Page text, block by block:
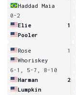
Haddad Maia
0-2
Elie
1
Pooler
Rose
1
Whoriskey
6-1, 5-7, 8-10
Harman
2
Lumpkin